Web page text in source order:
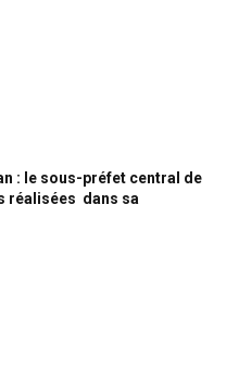
: le sous-préfet central de
réalisées dans sa